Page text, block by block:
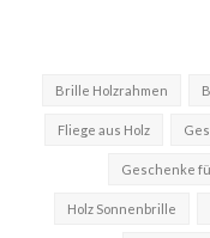
Brille Holzrahmen
Fliege aus Holz
Geschenke
Holz Sonnenbrille